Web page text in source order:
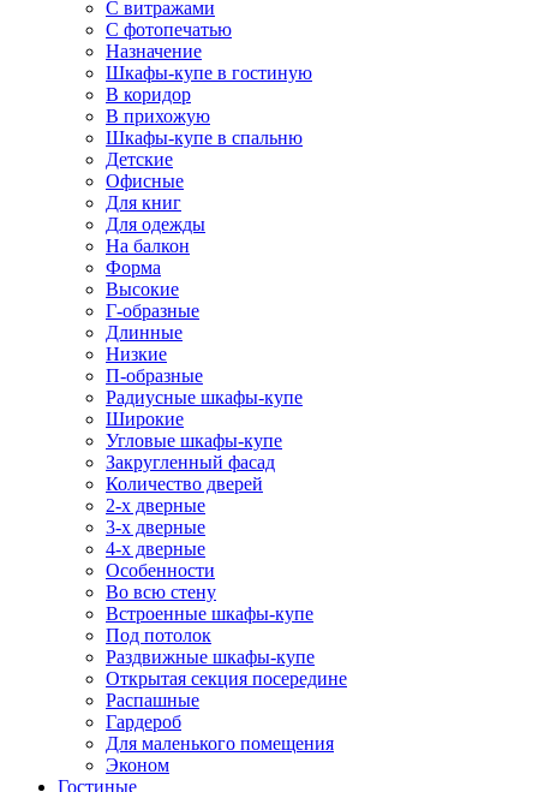
С витражами
С фотопечатью
Назначение
Шкафы-купе в гостиную
В коридор
В прихожую
Шкафы-купе в спальню
Детские
Офисные
Для книг
Для одежды
На балкон
Форма
Высокие
Г-образные
Длинные
Низкие
П-образные
Радиусные шкафы-купе
Широкие
Угловые шкафы-купе
Закругленный фасад
Количество дверей
2-х дверные
3-х дверные
4-х дверные
Особенности
Во всю стену
Встроенные шкафы-купе
Под потолок
Раздвижные шкафы-купе
Открытая секция посередине
Распашные
Гардероб
Для маленького помещения
Эконом
Гостиные